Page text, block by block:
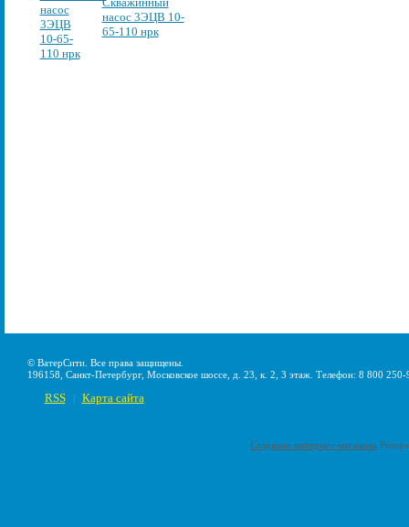
насос 3ЭЦВ 10-
65-110 нрк
© ВатерСити. Все права защищены.
196158, Санкт-Петербург, Московское шоссе, д. 23, к. 2, 3 этаж. Телефон: 8 800
RSS Карта сайта
Создание интернет-магазина